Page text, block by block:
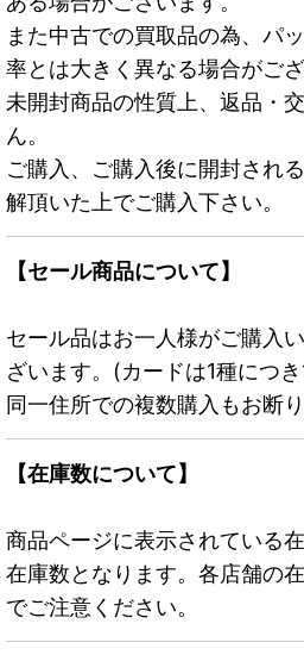
また中古での買取品の為、パ
率とは大きく異なる場合がござ
未開封商品の性質上、返品・
ん。
ご購入、ご購入後に開封され
解頂いた上でご購入下さい。
【セール商品について】
セール品はお一人様がご購入
ざいます。(カードは1種につ
同一住所での複数購入もお断
【在庫数について】
商品ページに表示されている
在庫数となります。各店舗の
でご注意ください。